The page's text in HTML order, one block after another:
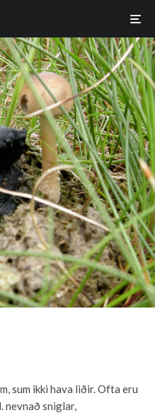
sum ikki hava liðir. Ofta eru
nevnað sniglar,